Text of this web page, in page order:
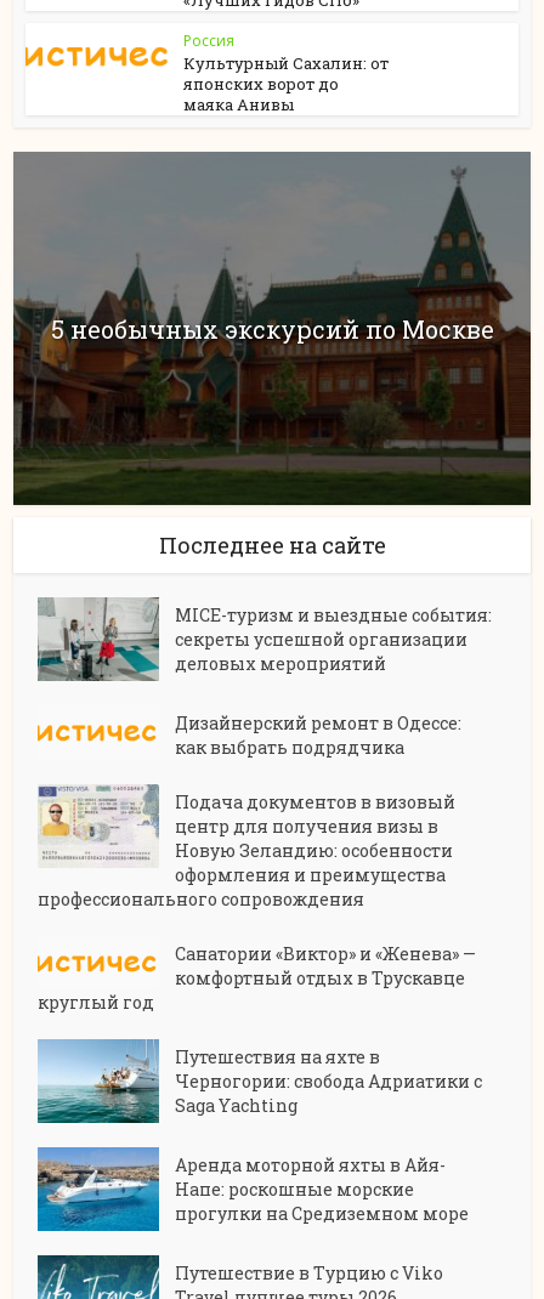
Россия
Культурный Сахалин: от
японских ворот до
маяка Анивы
5 необычных экскурсий по Москве
Последнее на сайте
MICE-туризм и выездные события:
секреты успешной организации
деловых мероприятий
Дизайнерский ремонт в Одессе:
как выбрать подрядчика
Подача документов в визовый
центр для получения визы в
Новую Зеландию: особенности
оформления и преимущества
профессионального сопровождения
Санатории «Виктор» и «Женева» —
комфортный отдых в Трускавце
круглый год
Путешествия на яхте в
Черногории: свобода Адриатики с
Saga Yachting
Аренда моторной яхты в Айя-
Напе: роскошные морские
прогулки на Средиземном море
Путешествие в Турцию с Viko